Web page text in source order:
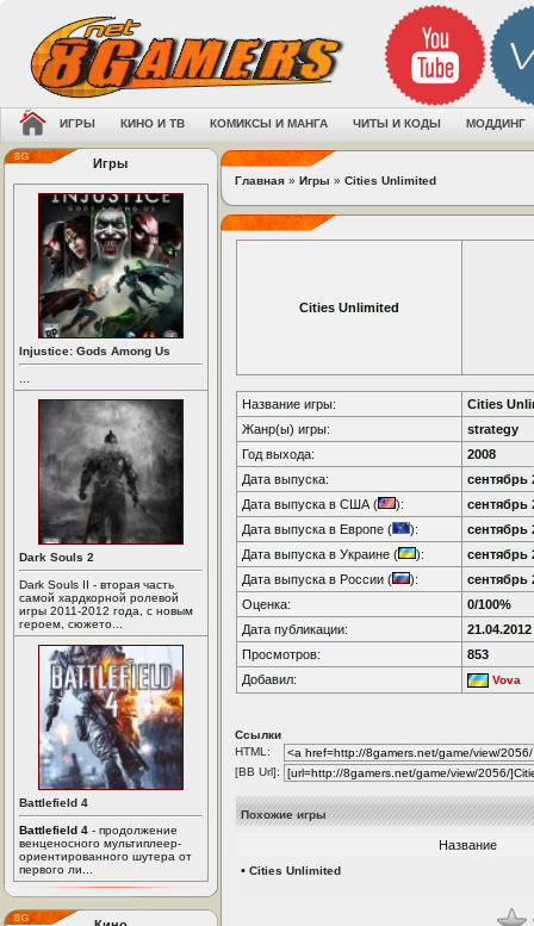
ИГРЫ КИНО И ТВ КОМИКСЫ И МАНГА ЧИТЫ И КОДЫ МОДДИНГ
Игры
Injustice: Gods Among Us
Dark Souls 2
Dark Souls II - вторая часть
самой хардкорной ролевой
игры 2011-2012 года, с новым
героем, сюжето...
Battlefield 4
Battlefield 4 - продолжение
венценосного мультиплеер-
ориентированного шутера от
первого ли...
Главная » Игры » Cities Unlimited
Cities Unlimited
Название игры:
Cities
Жанр(ы) игры:
strategy
Год выхода:
2008
Дата выпуска:
сентябрь
Дата выпуска в США (
):
сентябрь
Дата выпуска в Европе (
):
сентябрь
Дата выпуска в Украине (
):
сентябрь
Дата выпуска в России (
):
сентябрь
Оценка:
0/100%
Дата публикации:
21.04.2012
Просмотров:
853
Добавил:
Vova
Ссылки
HTML:
[BB Url]:
Похожие игры
Название
• Cities Unlimited